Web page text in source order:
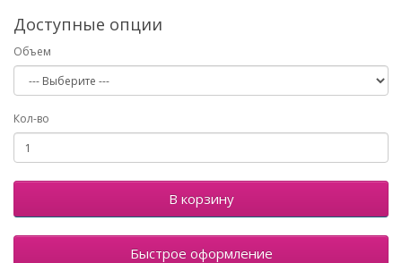
Доступные опции
Объем
Кол-во
В корзину
Быстрое оформление